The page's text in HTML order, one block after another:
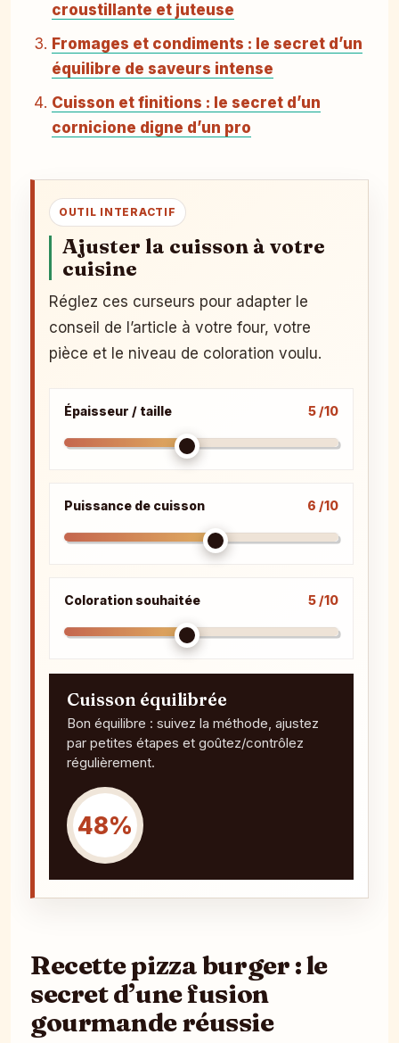
croustillante et juteuse
Fromages et condiments : le secret d’un
équilibre de saveurs intense
Cuisson et finitions : le secret d’un
cornicione digne d’un pro
OUTIL INTERACTIF
Ajuster la cuisson à votre
cuisine
Réglez ces curseurs pour adapter le
conseil de l’article à votre four, votre
pièce et le niveau de coloration voulu.
Épaisseur / taille 5 /10
Puissance de cuisson 6 /10
Coloration souhaitée 5 /10
Cuisson équilibrée
Bon équilibre : suivez la méthode, ajustez
par petites étapes et goûtez/contrôlez
régulièrement.
48%
Recette pizza burger : le
secret d’une fusion
gourmande réussie